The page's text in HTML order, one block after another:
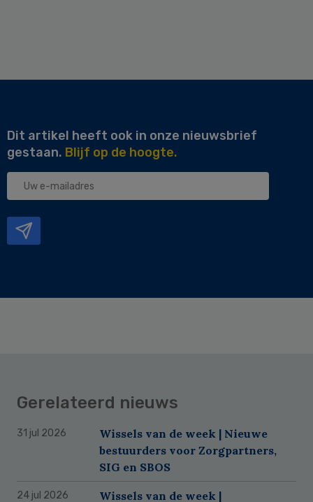
Dit artikel heeft ook in onze nieuwsbrief
gestaan. Blijf op de hoogte.
Uw
Gerelateerd nieuws
31 jul 2026
Wissels van de week | Nieuwe
bestuurders voor Zorgpartners,
SIG en SBOS
24 jul 2026
Wissels van de week |